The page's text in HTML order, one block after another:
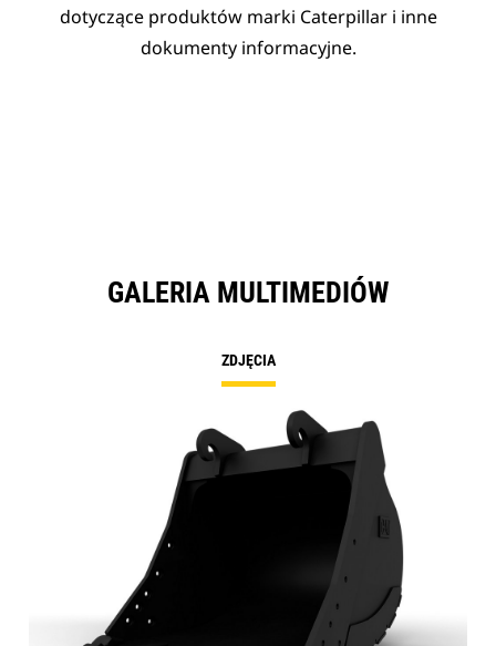
dotyczące produktów marki Caterpillar i inne
dokumenty informacyjne.
GALERIA MULTIMEDIÓW
ZDJĘCIA